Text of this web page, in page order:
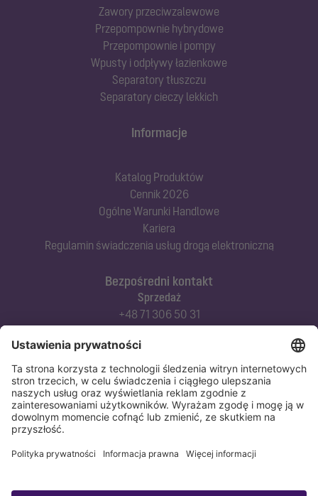
Zawory przeciwzalewowe
Przepompownie hybrydowe
Przepompownie i pompy
Wpusty i odpływy łazienkowe
Separatory tłuszczu
Separatory cieczy lekkich
Bezpośredni kontakt
Sprzedaż
+48 71 306 50 31
Doradztwo techniczne
Serwis techniczny
+48 71 306 50 51
Informacje
Katalog Produktów
Cennik 2026
Ogólne Warunki Handlowe
Kariera
Regulamin świadczenia usług drogą elektroniczną